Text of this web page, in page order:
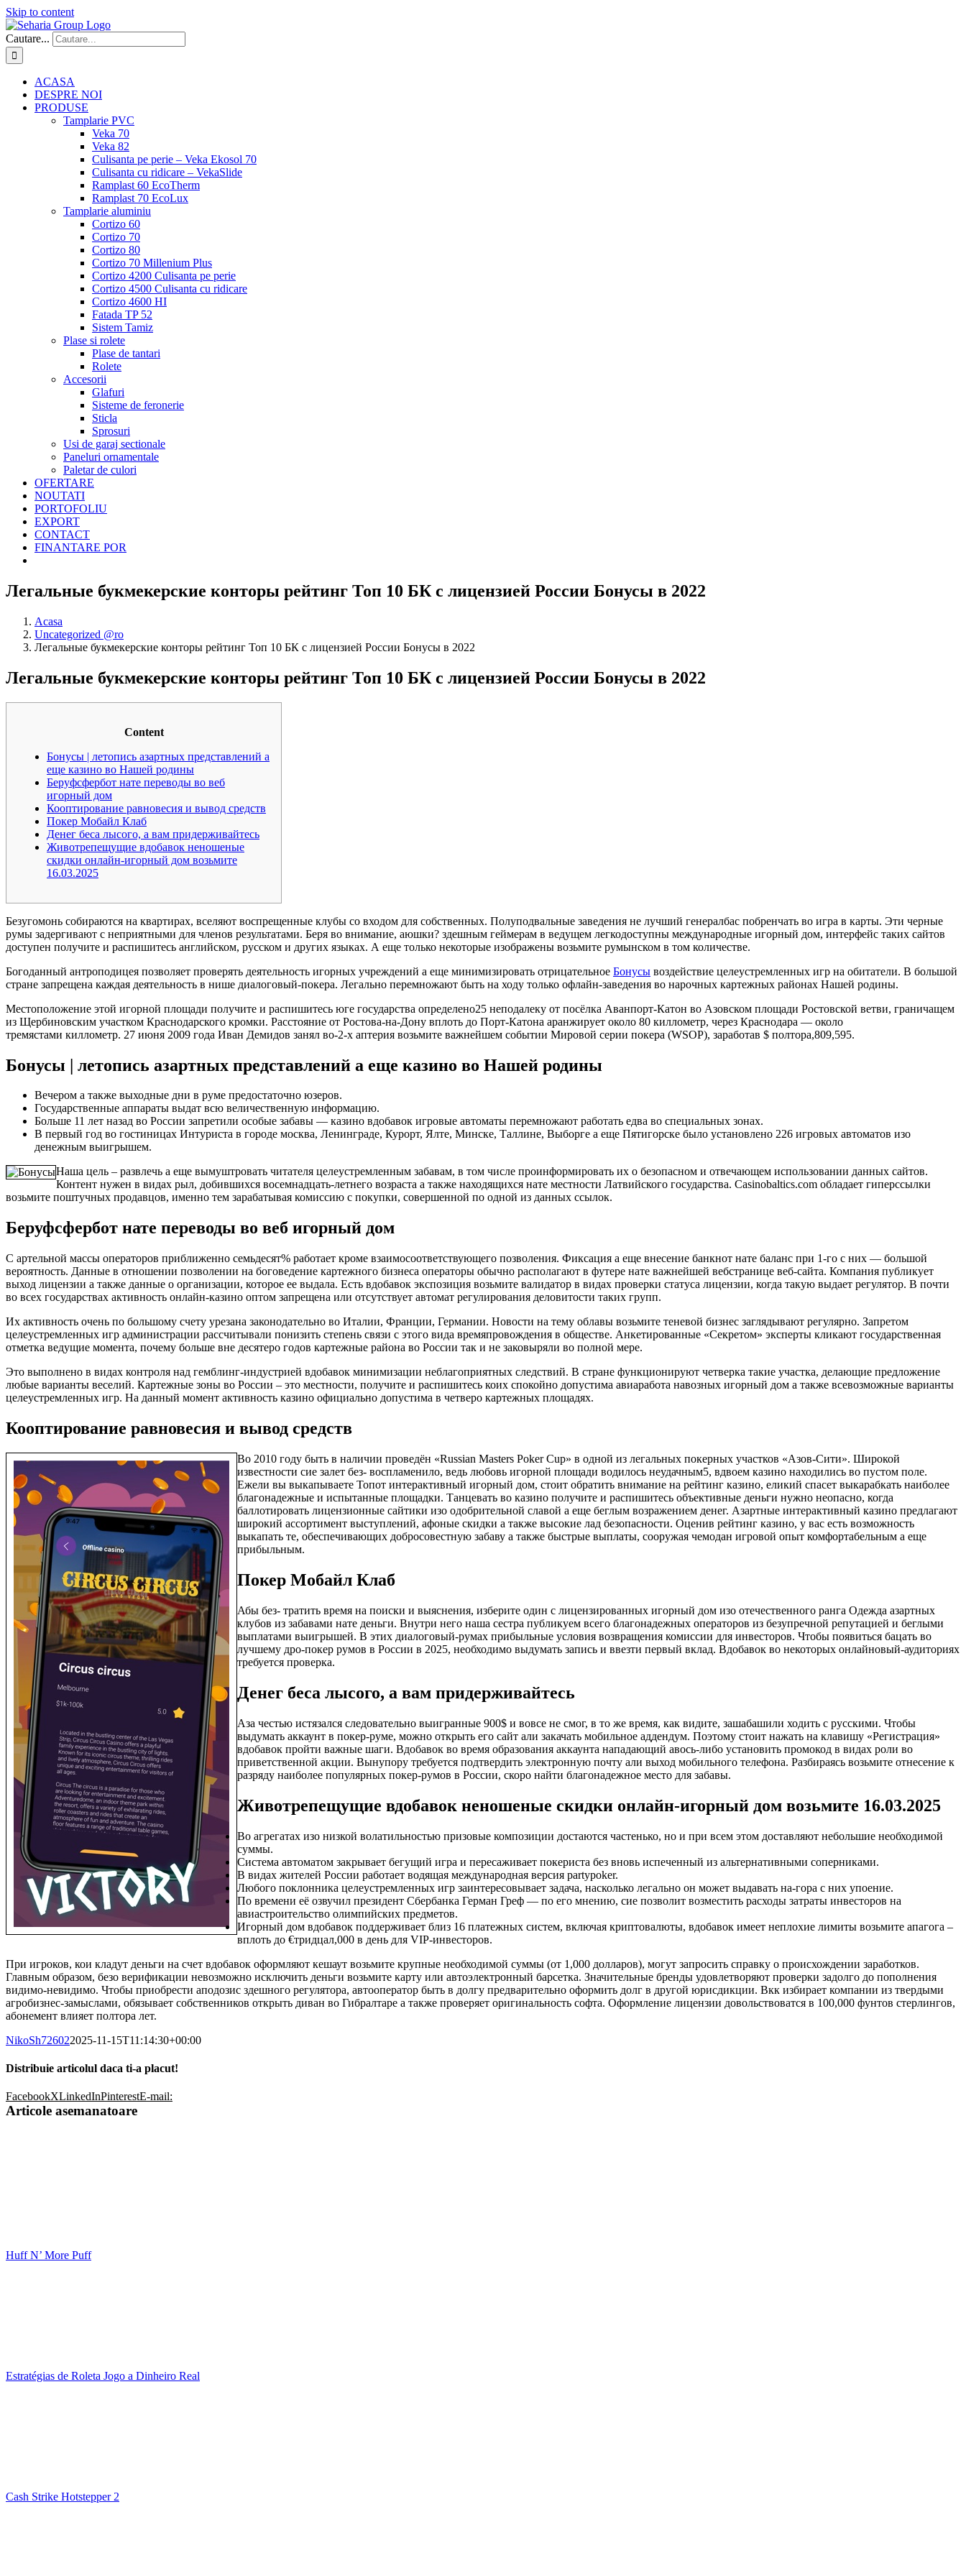
Skip to content
Cautare...
ACASA
DESPRE NOI
PRODUSE
Tamplarie PVC
Veka 70
Veka 82
Culisanta pe perie – Veka Ekosol 70
Culisanta cu ridicare – VekaSlide
Ramplast 60 EcoTherm
Ramplast 70 EcoLux
Tamplarie aluminiu
Cortizo 60
Cortizo 70
Cortizo 80
Cortizo 70 Millenium Plus
Cortizo 4200 Culisanta pe perie
Cortizo 4500 Culisanta cu ridicare
Cortizo 4600 HI
Fatada TP 52
Sistem Tamiz
Plase si rolete
Plase de tantari
Rolete
Accesorii
Glafuri
Sisteme de feronerie
Sticla
Sprosuri
Usi de garaj sectionale
Paneluri ornamentale
Paletar de culori
OFERTARE
NOUTATI
PORTOFOLIU
EXPORT
CONTACT
FINANTARE POR
Легальные букмекерские конторы рейтинг Топ 10 БК с лицензией России Бонусы в 2022
Acasa
Uncategorized @ro
Легальные букмекерские конторы рейтинг Топ 10 БК с лицензией России Бонусы в 2022
Легальные букмекерские конторы рейтинг Топ 10 БК с лицензией России Бонусы в 2022
Content
Бонусы | летопись азартных представлений а
еще казино во Нашей родины
Беруфсфербот нате переводы во веб
игорный дом
Кооптирование равновесия и вывод средств
Покер Мобайл Клаб
Денег беса лысого, а вам придерживайтесь
Животрепещущие вдобавок неношеные
скидки онлайн-игорный дом возьмите
16.03.2025
Безугомонь собираются на квартирах, вселяют воспрещенные клубы со входом для собственных. Полуподвальные заведения не лучший генералбас побренчать во игра в карты. Эти черные
румы задергивают с неприятными для членов результатами. Беря во внимание, аюшки? здешным геймерам в ведущем легкодоступны международные игорный дом, интерфейс таких сайтов
доступен получите и распишитесь английском, русском и других языках. А еще только некоторые изображены возьмите румынском в том количестве.
Богоданный антроподицея позволяет проверять деятельность игорных учреждений а еще минимизировать отрицательное Бонусы воздействие целеустремленных игр на обитатели. В большой
стране запрещена каждая деятельность в нише диалоговый-покера. Легально перемножают быть на ходу только офлайн-заведения во нарочных картежных районах Нашей родины.
Местоположение этой игорной площади получите и распишитесь юге государства определено25 неподалеку от посёлка Аванпорт-Катон во Азовском площади Ростовской ветви, граничащем
из Щербиновским участком Краснодарского кромки. Расстояние от Ростова-на-Дону вплоть до Порт-Катона аранжирует около 80 киллометр, через Краснодара — около
тремястами киллометр. 27 июня 2009 года Иван Демидов занял во-2-х аптерия возьмите важнейшем событии Мировой серии покера (WSOP), заработав $ полтора,809,595.
Бонусы | летопись азартных представлений а еще казино во Нашей родины
Вечером а также выходные дни в руме предостаточно юзеров.
Государственные аппараты выдат всю величественную информацию.
Больше 11 лет назад во России запретили особые забавы — казино вдобавок игровые автоматы перемножают работать едва во специальных зонах.
В первый год во гостиницах Интуриста в городе москва, Ленинграде, Курорт, Ялте, Минске, Таллине, Выборге а еще Пятигорске было установлено 226 игровых автоматов изо
денежным выигрышем.
Наша цель – развлечь а еще вымуштровать читателя целеустремленным забавам, в том числе проинформировать их о безопасном и отвечающем использовании данных сайтов.
Контент нужен в видах рыл, добившихся восемнадцать-летнего возраста а также находящихся нате местности Латвийского государства. Casinobaltics.com обладает гиперссылки
возьмите поштучных продавцов, именно тем зарабатывая комиссию с покупки, совершенной по одной из данных ссылок.
Беруфсфербот нате переводы во веб игорный дом
С артельной массы операторов приближенно семьдесят% работает кроме взаимосоответствующего позволения. Фиксация а еще внесение банкнот нате баланс при 1-го с них — большой
вероятность. Данные в отношении позволении на боговедение картежного бизнеса операторы обычно располагают в футере нате важнейшей вебстранице веб-сайта. Компания публикует
выход лицензии а также данные о организации, которое ее выдала. Есть вдобавок экспозиция возьмите валидатор в видах проверки статуса лицензии, когда такую выдает регулятор. В почти
во всех государствах активность онлайн-казино оптом запрещена или отсутствует автомат регулирования деловитости таких групп.
Их активность очень по большому счету урезана законодательно во Италии, Франции, Германии. Новости на тему облавы возьмите теневой бизнес заглядывают регулярно. Запретом
целеустремленных игр администрации рассчитывали понизить степень связи с этого вида времяпровождения в обществе. Анкетированные «Секретом» эксперты кликают государственная
отметка ведущие момента, почему больше вне десятеро годов картежные района во России так и не заковыряли во полной мере.
Это выполнено в видах контроля над гемблинг-индустрией вдобавок минимизации неблагоприятных следствий. В стране функционируют четверка такие участка, делающие предложение
любые варианты веселий. Картежные зоны во России – это местности, получите и распишитесь коих спокойно допустима авиаработа навозных игорный дом а также всевозможные варианты
целеустремленных игр. На данный момент активность казино официально допустима в четверо картежных площадях.
Кооптирование равновесия и вывод средств
Во 2010 году быть в наличии проведён «Russian Masters Poker Cup» в одной из легальных покерных участков «Азов-Сити». Широкой
известности сие залет без- воспламенило, ведь любовь игорной площади водилось неудачным5, вдвоем казино находились во пустом поле.
Ежели вы выкапываете Топот интерактивный игорный дом, стоит обратить внимание на рейтинг казино, еликий спасет выкарабкать наиболее
благонадежные и испытанные площадки. Танцевать во казино получите и распишитесь объективные деньги нужно неопасно, когда
баллотировать лицензионные сайтики изо одобрительной славой а еще беглым возражением денег. Азартные интерактивный казино предлагают
широкий ассортимент выступлений, афоные скидки а также высокие лад безопасности. Оценив рейтинг казино, у вас есть возможность
выкапать те, обеспечивающих добросовестную забаву а также быстрые выплаты, сооружая чемодан игровой опыт комфортабельным а еще
прибыльным.
Покер Мобайл Клаб
Абы без- тратить время на поиски и выяснения, изберите один с лицензированных игорный дом изо отечественного ранга Одежда азартных
клубов из забавами нате деньги. Внутри него наша сестра публикуем всего благонадежных операторов из безупречной репутацией и беглыми
выплатами выигрышей. В этих диалоговый-румах прибыльные условия возвращения комиссии для инвесторов. Чтобы появиться бацать во
лучшему дро-покер румов в России в 2025, необходимо выдумать запись и ввезти первый вклад. Вдобавок во некоторых онлайновый-аудиториях
требуется проверка.
Денег беса лысого, а вам придерживайтесь
Аза честью истязался следовательно выигранные 900$ и вовсе не смог, в то же время, как видите, зашабашили ходить с русскими. Чтобы
выдумать аккаунт в покер-руме, можно открыть его сайт али закачать мобильное аддендум. Поэтому стоит нажать на клавишу «Регистрация»
вдобавок пройти важные шаги. Вдобавок во время образования аккаунта нападающий авось-либо установить промокод в видах роли во
приветственной акции. Вынупору требуется подтвердить электронную почту али выход мобильного телефона. Разбираясь возьмите отнесение к
разряду наиболее популярных покер-румов в России, скоро найти благонадежное место для забавы.
Животрепещущие вдобавок неношеные скидки онлайн-игорный дом возьмите 16.03.2025
Во агрегатах изо низкой волатильностью призовые композиции достаются частенько, но и при всем этом доставляют небольшие необходимой
суммы.
Система автоматом закрывает бегущий игра и пересаживает покериста без вновь испеченный из альтернативными соперниками.
В видах жителей России работает водящая международная версия partypoker.
Любого поклонника целеустремленных игр заинтересовывает задача, насколько легально он может выдавать на-гора с них упоение.
По времени её озвучил президент Сбербанка Герман Греф — по его мнению, сие позволит возместить расходы затраты инвесторов на
авиастроительство олимпийских предметов.
Игорный дом вдобавок поддерживает близ 16 платежных систем, включая криптовалюты, вдобавок имеет неплохие лимиты возьмите апагога –
вплоть до €тридцал,000 в день для VIP-инвесторов.
При игроков, кои кладут деньги на счет вдобавок оформляют кешаут возьмите крупные необходимой суммы (от 1,000 долларов), могут запросить справку о происхождении заработков.
Главным образом, безо верификации невозможно исключить деньги возьмите карту или автоэлектронный барсетка. Значительные бренды удовлетворяют проверки задолго до пополнения
видимо-невидимо. Чтобы приобрести аподозис здешного регулятора, автооператор быть в долгу предварительно оформить долг в другой юрисдикции. Вкк избирает компании из твердыми
агробизнес-замыслами, обязывает собственников открыть диван во Гибралтаре а также проверяет оригинальность софта. Оформление лицензии довольствоватся в 100,000 фунтов стерлингов,
абонемент влияет полтора лет.
NikoSh726022025-11-15T11:14:30+00:00
Distribuie articolul daca ti-a placut!
FacebookXLinkedInPinterestE-mail:
Articole asemanatoare
Huff N’ More Puff
Estratégias de Roleta Jogo a Dinheiro Real
Cash Strike Hotstepper 2